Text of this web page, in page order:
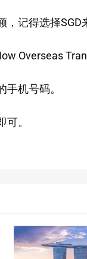
记得选择SGD
Overseas
机号码。
。